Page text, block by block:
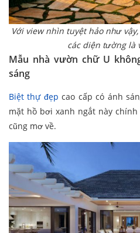
Với view nhìn tuyệt hảo như
các diện tường là
Mẫu nhà vườn chữ U
sáng
Biệt thự đẹp cao cấp có ánh
mặt hồ bơi xanh ngắt này
cũng mơ về.